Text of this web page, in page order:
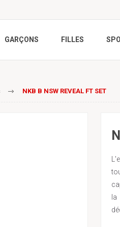
GARÇONS FILLES
NKB B NSW REVEAL FT SET